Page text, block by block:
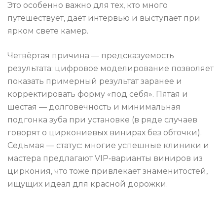
Это особенно важно для тех, кто много
путешествует, даёт интервью и выступает при
ярком свете камер.
Четвёртая причина — предсказуемость
результата: цифровое моделирование позволяет
показать примерный результат заранее и
корректировать форму «под себя». Пятая и
шестая — долговечность и минимальная
подгонка зуба при установке (в ряде случаев
говорят о циркониевых винирах без обточки).
Седьмая — статус: многие успешные клиники и
мастера предлагают VIP‑варианты виниров из
циркония, что тоже привлекает знаменитостей,
ищущих идеал для красной дорожки.